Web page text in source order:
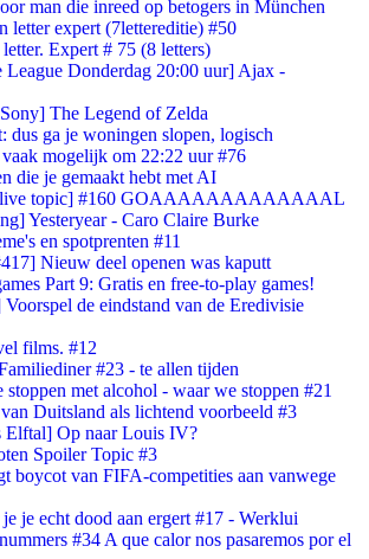
man die inreed op betogers in München
letter expert (7lettereditie) #50
letter. Expert # 75 (8 letters)
League Donderdag 20:00 uur] Ajax -
The Legend of Zelda
dus ga je woningen slopen, logisch
mogelijk om 22:22 uur #76
die je gemaakt hebt met AI
topic] #160 GOAAAAAAAAAAAAAL
Yesteryear - Caro Claire Burke
en spotprenten #11
Nieuw deel openen was kaputt
Part 9: Gratis en free-to-play games!
de eindstand van de Eredivisie
films. #12
#23 - te allen tijden
met alcohol - waar we stoppen #21
Duitsland als lichtend voorbeeld #3
Elftal] Op naar Louis IV?
Spoiler Topic #3
boycot van FIFA-competities aan vanwege
je echt dood aan ergert #17 - Werklui
#34 A que calor nos pasaremos por el